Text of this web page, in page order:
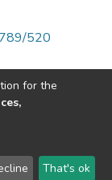
520
for the
That's ok